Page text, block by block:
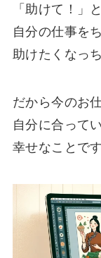
「助けて！」
自分の仕事を
助けたくなっ
だから今のお
自分に合って
幸せなことです